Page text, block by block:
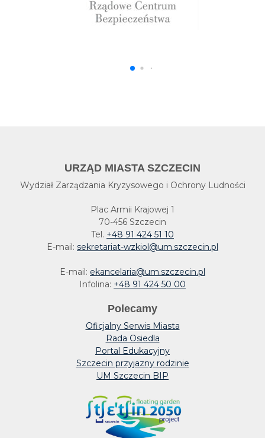
URZĄD MIASTA SZCZECIN
Wydział Zarządzania Kryzysowego i Ochrony Ludności
Plac Armii Krajowej 1
70-456 Szczecin
Tel. +48 91 424 51 10
E-mail: sekretariat-wzkiol@um.szczecin.pl
E-mail: ekancelaria@um.szczecin.pl
Infolina: +48 91 424 50 00
Polecamy
Oficjalny Serwis Miasta
Rada Osiedla
Portal Edukacyjny
Szczecin przyjazny rodzinie
UM Szczecin BIP